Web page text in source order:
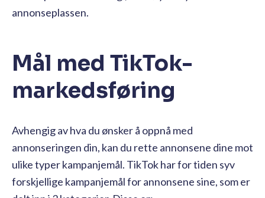
annonseplassen.
Mål med TikTok-
markedsføring
Avhengig av hva du ønsker å oppnå med
annonseringen din, kan du rette annonsene dine mot
ulike typer kampanjemål. TikTok har for tiden syv
forskjellige kampanjemål for annonsene sine, som er